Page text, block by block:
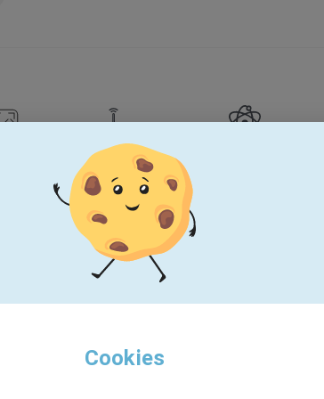
Medien / Internet
Über uns
im Bereich HR-Software, das sich
Unternehmen spezialisiert hat.
Cookies